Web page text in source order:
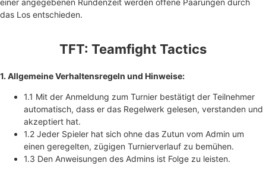
einer angegebenen Rundenzeit werden offene Paarungen durch
das Los entschieden.
TFT: Teamfight Tactics
1. Allgemeine Verhaltensregeln und Hinweise:
1.1 Mit der Anmeldung zum Turnier bestätigt der Teilnehmer
automatisch, dass er das Regelwerk gelesen, verstanden und
akzeptiert hat.
1.2 Jeder Spieler hat sich ohne das Zutun vom Admin um
einen geregelten, zügigen Turnierverlauf zu bemühen.
1.3 Den Anweisungen des Admins ist Folge zu leisten.